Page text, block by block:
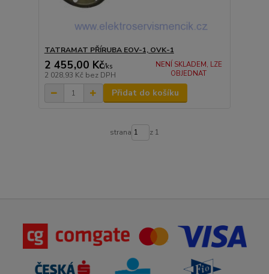
TATRAMAT PŘÍRUBA EOV-1, OVK-1
2 455,00 Kč/ks
2 028,93 Kč bez DPH
NENÍ SKLADEM, LZE
OBJEDNAT
Přidat do košíku
strana z 1